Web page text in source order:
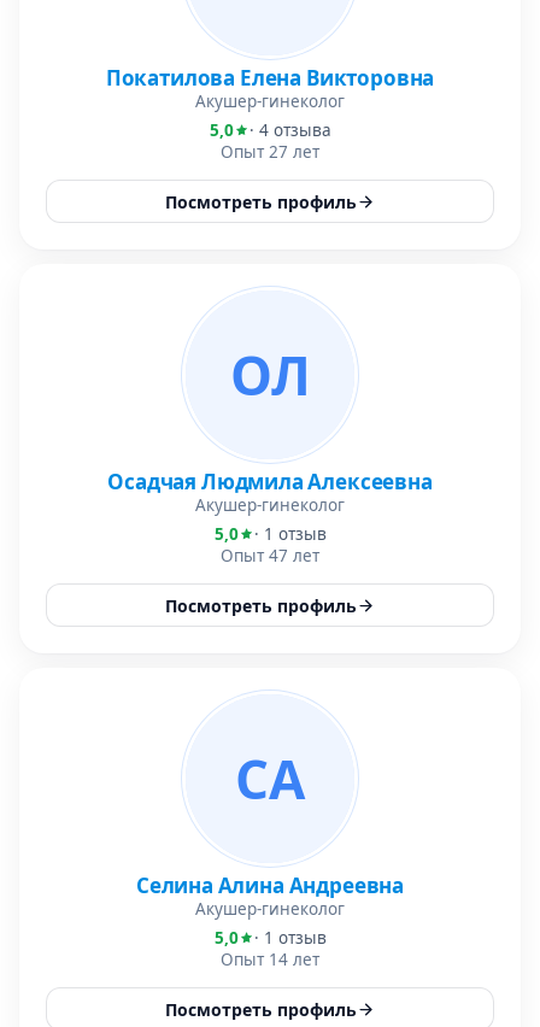
Покатилова Елена Викторовна
Акушер-гинеколог
5,0
· 4 отзыва
Опыт 27 лет
Посмотреть профиль
ОЛ
Осадчая Людмила Алексеевна
Акушер-гинеколог
5,0
· 1 отзыв
Опыт 47 лет
Посмотреть профиль
СА
Селина Алина Андреевна
Акушер-гинеколог
5,0
· 1 отзыв
Опыт 14 лет
Посмотреть профиль